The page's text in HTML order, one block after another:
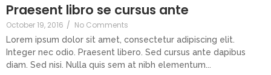
Praesent libro se cursus ante
October 19, 2016 / No Comments
Lorem ipsum dolor sit amet, consectetur adipiscing elit.
Integer nec odio. Praesent libero. Sed cursus ante dapibus
diam. Sed nisi. Nulla quis sem at nibh elementum...